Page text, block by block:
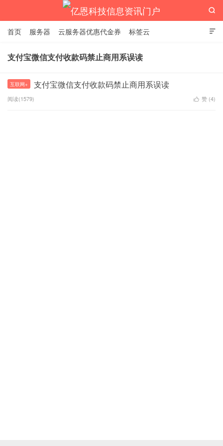
亿恩科技信息资讯门户

首页 服务器 云服务器优惠代金券 标签云

支付宝微信支付收款码禁止商用系误读
互联网+ 支付宝微信支付收款码禁止商用系误读
阅读(1579)  赞 (4)